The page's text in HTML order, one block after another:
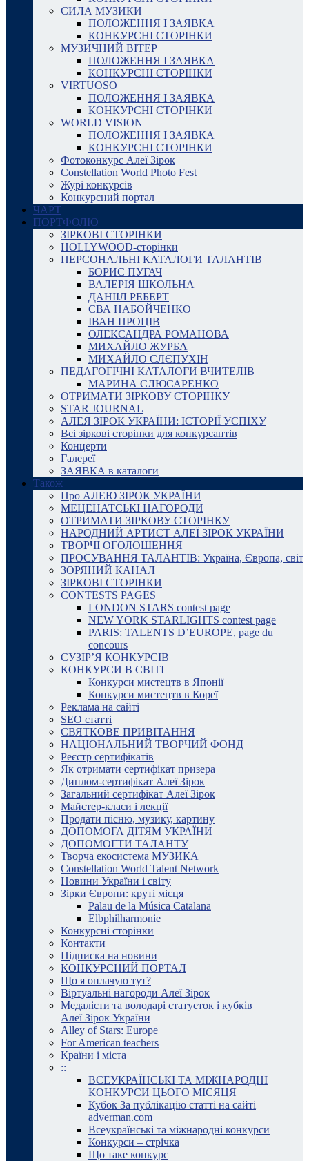
СИЛА МУЗИКИ
ПОЛОЖЕННЯ І ЗАЯВКА
КОНКУРСНІ СТОРІНКИ
МУЗИЧНИЙ ВІТЕР
ПОЛОЖЕННЯ І ЗАЯВКА
КОНКУРСНІ СТОРІНКИ
VIRTUOSO
ПОЛОЖЕННЯ І ЗАЯВКА
КОНКУРСНІ СТОРІНКИ
WORLD VISION
ПОЛОЖЕННЯ І ЗАЯВКА
КОНКУРСНІ СТОРІНКИ
Фотоконкурс Алеї Зірок
Constellation World Photo Fest
Журі конкурсів
Конкурсний портал
ЧАРТ
ПОРТФОЛІО
ЗІРКОВІ СТОРІНКИ
HOLLYWOOD-сторінки
ПЕРСОНАЛЬНІ КАТАЛОГИ ТАЛАНТІВ
БОРИС ПУГАЧ
ВАЛЕРІЯ ШКОЛЬНА
ДАНІІЛ РЕБЕРТ
ЄВА НАБОЙЧЕНКО
ІВАН ПРОЦІВ
ОЛЕКСАНДРА РОМАНОВА
МИХАЙЛО ЖУРБА
МИХАЙЛО СЛЄПУХІН
ПЕДАГОГІЧНІ КАТАЛОГИ ВЧИТЕЛІВ
МАРИНА СЛЮСАРЕНКО
ОТРИМАТИ ЗІРКОВУ СТОРІНКУ
STAR JOURNAL
АЛЕЯ ЗІРОК УКРАЇНИ: ІСТОРІЇ УСПІХУ
Всі зіркові сторінки для конкурсантів
Концерти
Галереї
ЗАЯВКА в каталоги
Також
Про АЛЕЮ ЗІРОК УКРАЇНИ
МЕЦЕНАТСЬКІ НАГОРОДИ
ОТРИМАТИ ЗІРКОВУ СТОРІНКУ
НАРОДНИЙ АРТИСТ АЛЕЇ ЗІРОК УКРАЇНИ
ТВОРЧІ ОГОЛОШЕННЯ
ПРОСУВАННЯ ТАЛАНТІВ: Україна, Європа, світ
ЗОРЯНИЙ КАНАЛ
ЗІРКОВІ СТОРІНКИ
CONTESTS PAGES
LONDON STARS contest page
NEW YORK STARLIGHTS contest page
PARIS: TALENTS D’EUROPE, page du
concours
СУЗІР’Я КОНКУРСІВ
КОНКУРСИ В СВІТІ
Конкурси мистецтв в Японії
Конкурси мистецтв в Кореї
Реклама на сайті
SEO статті
СВЯТКОВЕ ПРИВІТАННЯ
НАЦІОНАЛЬНИЙ ТВОРЧИЙ ФОНД
Реєстр сертифікатів
Як отримати сертифікат призера
Диплом-сертифікат Алеї Зірок
Загальний сертифікат Алеї Зірок
Майстер-класи і лекції
Продати пісню, музику, картину
ДОПОМОГА ДІТЯМ УКРАЇНИ
ДОПОМОГТИ ТАЛАНТУ
Творча екосистема МУЗИКА
Constellation World Talent Network
Новини України і світу
Зірки Європи: круті місця
Palau de la Música Catalana
Elbphilharmonie
Конкурсні сторінки
Контакти
Підписка на новини
КОНКУРСНИЙ ПОРТАЛ
Що я оплачую тут?
Віртуальні нагороди Алеї Зірок
Медалісти та володарі статуеток і кубків
Алеї Зірок України
Alley of Stars: Europe
For American teachers
Країни і міста
::
ВСЕУКРАЇНСЬКІ ТА МІЖНАРОДНІ
КОНКУРСИ ЦЬОГО МІСЯЦЯ
Кубок За публікацію статті на сайті
adverman.com
Всеукраїнські та міжнародні конкурси
Конкурси – стрічка
Що таке конкурс